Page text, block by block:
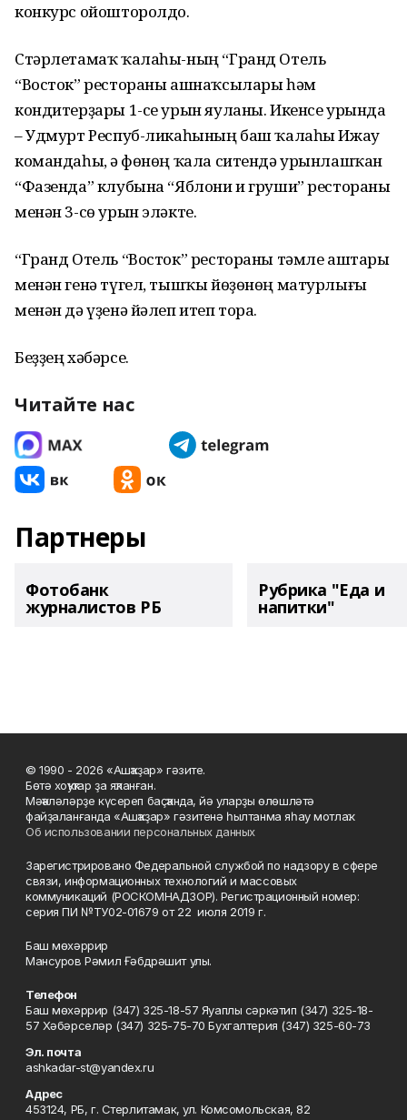
конкурс ойошторолдо.
Стәрлетамаҡ ҡалаһы-ның “Гранд Отель
“Восток” рестораны ашнаҡсылары һәм
кондитерҙары 1-се урын яуланы. Икенсе урында
– Удмурт Респуб-ликаһының баш ҡалаһы Ижау
командаһы, ә Өфөнөң ҡала ситендә урынлашҡан
“Фазенда” клубына “Яблони и груши” рестораны
менән 3-сө урын эләкте.
“Гранд Отель “Восток” рестораны тәмле аштары
менән генә түгел, тышҡы йөҙөнөң матурлығы
менән дә үҙенә йәлеп итеп тора.
Беҙҙең хәбәрсе.
Читайте нас
Партнеры
Фотобанк
журналистов РБ
Рубрика "Еда и
напитки"
© 1990 - 2026 «Ашҡаҙар» гәзите.
Бөтә хоҡуҡтар ҙа яҡланған.
Мәҡәләләрҙе күсереп баҫҡанда, йә уларҙы өлөшләтә
файҙаланғанда «Ашҡаҙар» гәзитенә һылтанма яһау мотлаҡ.
Об использовании персональных данных
Зарегистрировано Федеральной службой по надзору в сфере
связи, информационных технологий и массовых
коммуникаций (РОСКОМНАДЗОР). Регистрационный номер:
серия ПИ №ТУ02-01679 от 22 июля 2019 г.
Баш мөхәррир
Мансуров Рәмил Ғәбдрәшит улы.
Телефон
Баш мөхәррир (347) 325-18-57 Яуаплы сәркәтип (347) 325-18-
57 Хәбәрселәр (347) 325-75-70 Бухгалтерия (347) 325-60-73
Эл. почта
ashkadar-st@yandex.ru
Адрес
453124, РБ, г. Стерлитамак, ул. Комсомольская, 82